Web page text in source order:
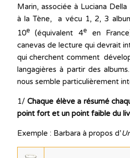
Marin, associée à Luciana
à la Tène, a vécu 1, 2, 3
10e(équivalent 4e
en
canevas de lecture qui devrait
qui cherchent comment
langagières à partir des
nous semble particulièrement
1/ Chaque élève a résumé c
point fort et un point faible du
Exemple : Barbara à propos d’